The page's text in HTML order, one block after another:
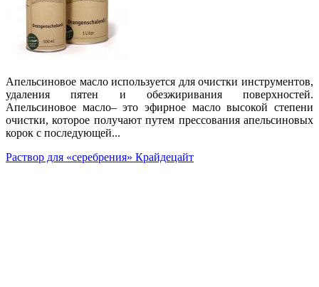
Апельсиновое масло используется для очистки инструментов,
удаления пятен и обезжиривания поверхностей.
Апельсиновое масло– это эфирное масло высокой степени
очистки, которое получают путем прессования апельсиновых
корок с последующей...
Раствор для «серебрения» Крайдецайт